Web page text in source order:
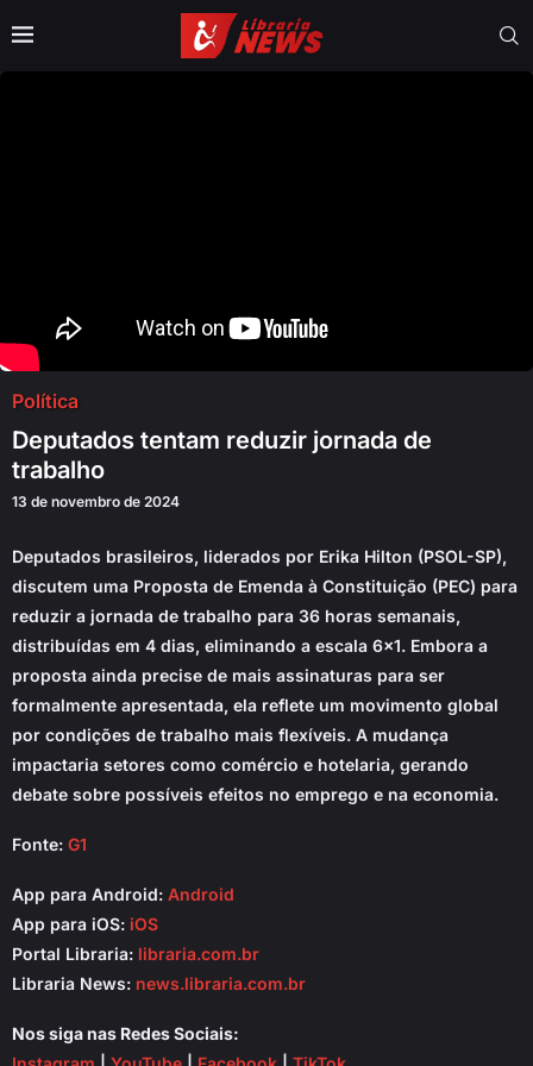
Política
Deputados tentam reduzir jornada de
trabalho
13 de novembro de 2024
Deputados brasileiros, liderados por Erika Hilton (PSOL-SP),
discutem uma Proposta de Emenda à Constituição (PEC) para
reduzir a jornada de trabalho para 36 horas semanais,
distribuídas em 4 dias, eliminando a escala 6×1. Embora a
proposta ainda precise de mais assinaturas para ser
formalmente apresentada, ela reflete um movimento global
por condições de trabalho mais flexíveis. A mudança
impactaria setores como comércio e hotelaria, gerando
debate sobre possíveis efeitos no emprego e na economia.
Fonte: G1
App para Android: Android
App para iOS: iOS
Portal Libraria: libraria.com.br
Libraria News: news.libraria.com.br
Nos siga nas Redes Sociais: